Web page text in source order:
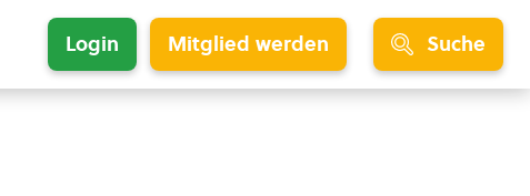
Login Mitglied werden Suche